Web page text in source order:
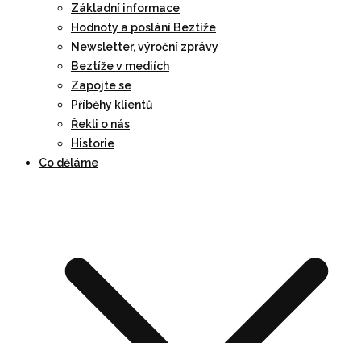
Základní informace
Hodnoty a poslání Beztíže
Newsletter, výroční zprávy
Beztíže v mediích
Zapojte se
Příběhy klientů
Řekli o nás
Historie
Co děláme